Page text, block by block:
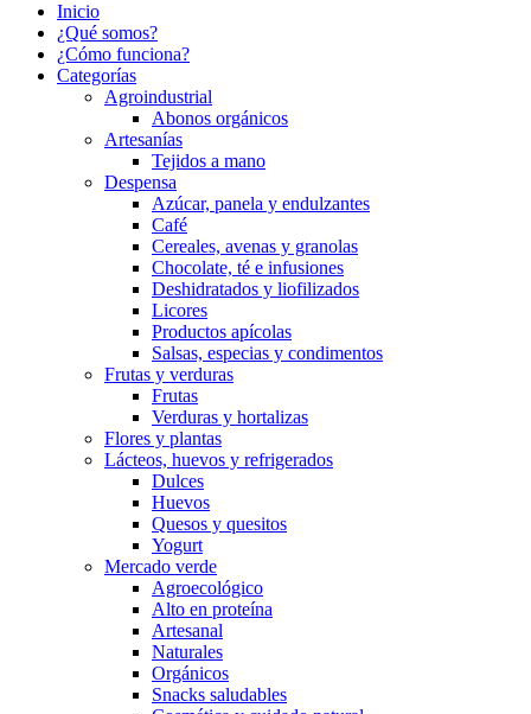
Inicio
¿Qué somos?
¿Cómo funciona?
Categorías
Agroindustrial
Abonos orgánicos
Artesanías
Tejidos a mano
Despensa
Azúcar, panela y endulzantes
Café
Cereales, avenas y granolas
Chocolate, té e infusiones
Deshidratados y liofilizados
Licores
Productos apícolas
Salsas, especias y condimentos
Frutas y verduras
Frutas
Verduras y hortalizas
Flores y plantas
Lácteos, huevos y refrigerados
Dulces
Huevos
Quesos y quesitos
Yogurt
Mercado verde
Agroecológico
Alto en proteína
Artesanal
Naturales
Orgánicos
Snacks saludables